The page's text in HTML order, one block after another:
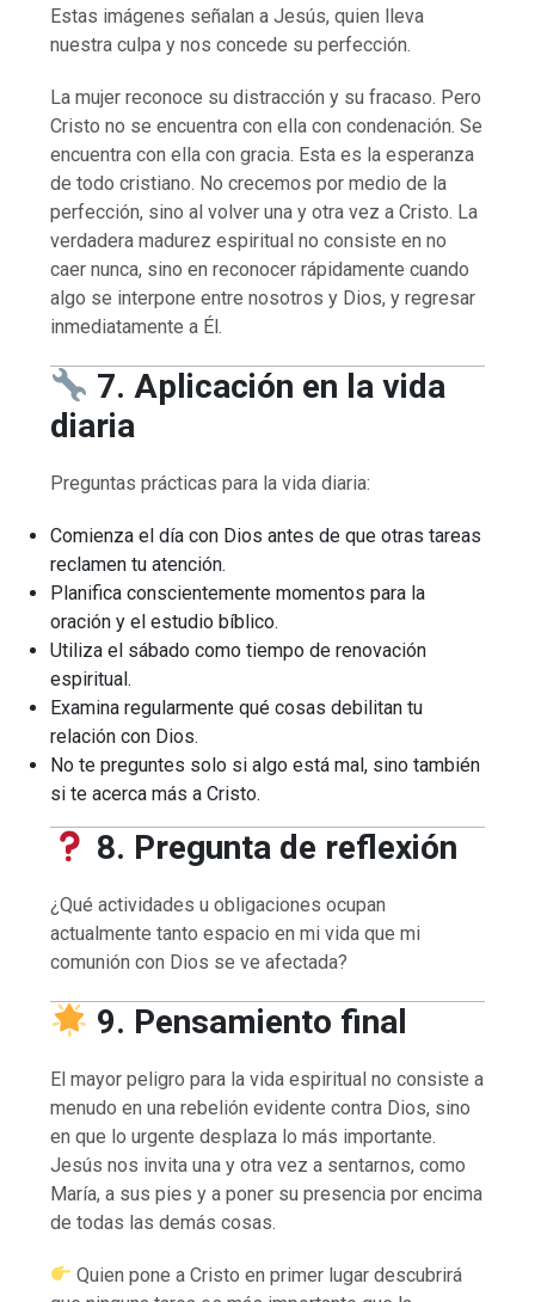
Estas imágenes señalan a Jesús, quien lleva
nuestra culpa y nos concede su perfección.
La mujer reconoce su distracción y su fracaso. Pero
Cristo no se encuentra con ella con condenación. Se
encuentra con ella con gracia. Esta es la esperanza
de todo cristiano. No crecemos por medio de la
perfección, sino al volver una y otra vez a Cristo. La
verdadera madurez espiritual no consiste en no
caer nunca, sino en reconocer rápidamente cuando
algo se interpone entre nosotros y Dios, y regresar
inmediatamente a Él.
7. Aplicación en la vida
diaria
Preguntas prácticas para la vida diaria:
Comienza el día con Dios antes de que otras tareas
reclamen tu atención.
Planifica conscientemente momentos para la
oración y el estudio bíblico.
Utiliza el sábado como tiempo de renovación
espiritual.
Examina regularmente qué cosas debilitan tu
relación con Dios.
No te preguntes solo si algo está mal, sino también
si te acerca más a Cristo.
8. Pregunta de reflexión
¿Qué actividades u obligaciones ocupan
actualmente tanto espacio en mi vida que mi
comunión con Dios se ve afectada?
9. Pensamiento final
El mayor peligro para la vida espiritual no consiste a
menudo en una rebelión evidente contra Dios, sino
en que lo urgente desplaza lo más importante.
Jesús nos invita una y otra vez a sentarnos, como
María, a sus pies y a poner su presencia por encima
de todas las demás cosas.
Quien pone a Cristo en primer lugar descubrirá